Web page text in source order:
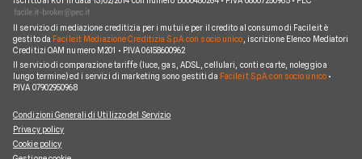
Fornitori Energetici
Il servizio di mediazione creditizia per i mutui e per il credito al consumo di Facile.it è
gestito da Facile.it Mediazione Creditizia S.p.A. con socio unico , iscrizione Elenco Mediatori
Creditizi OAM numero M201 • P.IVA 06158600962
Il servizio di comparazione tariffe (luce, gas, ADSL, cellulari, conti e carte, noleggio a
lungo termine) ed i servizi di marketing sono gestiti da Facile.it S.p.A. con socio unico•
P.IVA 07902950968
Condizioni Generali di Utilizzo del Servizio
Privacy policy
Cookie policy